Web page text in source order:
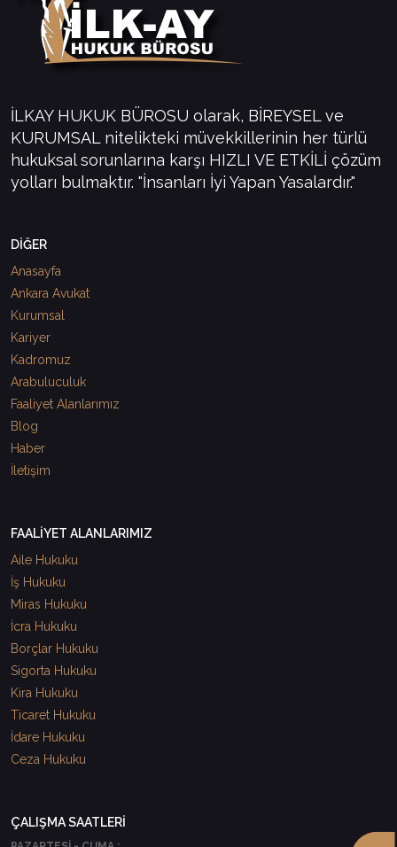
İLKAY HUKUK BÜROSU olarak, BİREYSEL ve
KURUMSAL nitelikteki müvekkillerinin her türlü
hukuksal sorunlarına karşı HIZLI VE ETKİLİ çözüm
yolları bulmaktır. "İnsanları İyi Yapan Yasalardır."
DİĞER
Anasayfa
Ankara Avukat
Kurumsal
Kariyer
Kadromuz
Arabuluculuk
Faaliyet Alanlarımız
Blog
Haber
İletişim
FAALİYET ALANLARIMIZ
Aile Hukuku
İş Hukuku
Miras Hukuku
İcra Hukuku
Borçlar Hukuku
Sigorta Hukuku
Kira Hukuku
Ticaret Hukuku
İdare Hukuku
Ceza Hukuku
ÇALIŞMA SAATLERİ